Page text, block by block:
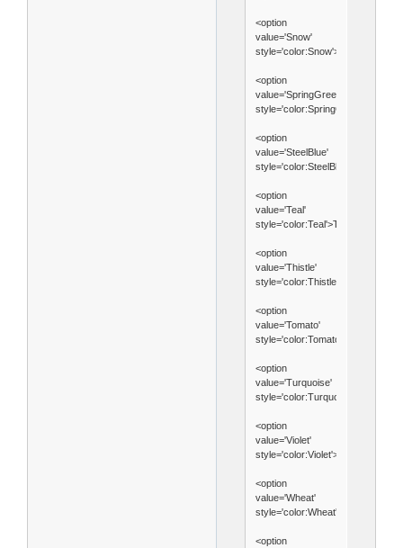
<option
value='Snow'
style='color:Snow'>Snow</option>
<option
value='SpringGreen'
<option
value='SteelBlue'
<option
value='Teal'
style='color:Teal'>Teal</option>
<option
value='Thistle'
style='color:Thistle'>Thistle</
<option
value='Tomato'
style='color:Tomato'>Tomato</
<option
value='Turquoise'
<option
value='Violet'
style='color:Violet'>Violet</option>
<option
value='Wheat'
style='color:Wheat'>Wheat</
<option